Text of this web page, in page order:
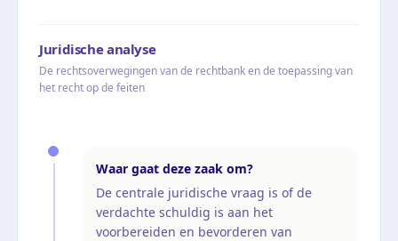
Juridische analyse
De rechtsoverwegingen van de rechtbank en de toepassing van
het recht op de feiten
Waar gaat deze zaak om?
De centrale juridische vraag is of de
verdachte schuldig is aan het
voorbereiden en bevorderen van